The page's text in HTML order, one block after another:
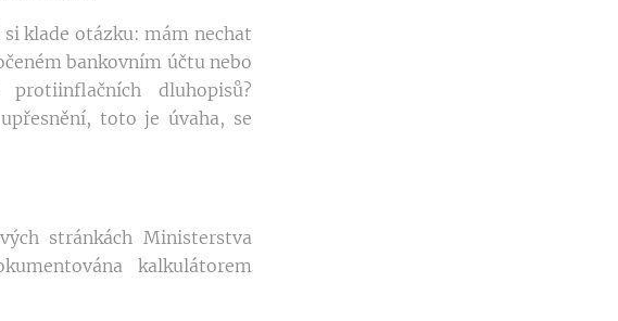
klade otázku: mám nechat
bankovním účtu nebo
dluhopisů?
toto je úvaha, se
stránkách Ministerstva
kalkulátorem